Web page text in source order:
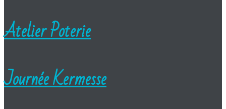
Atelier Poterie
Journée Kermesse